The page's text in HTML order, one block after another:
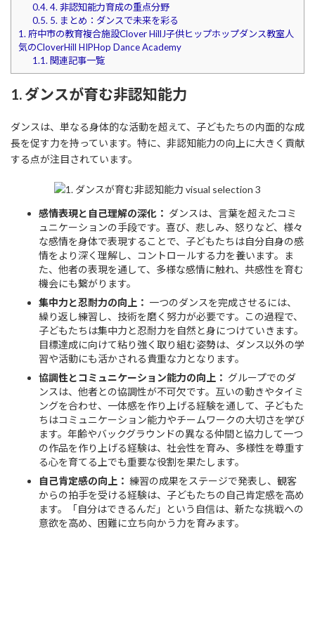
0.4. 4. 非認知能力育成の重点分野
0.5. 5. まとめ：ダンスで未来を彩る
1. 府中市の教育複合施設Clover HillJ子供ヒップホップダンス教室人
気のCloverHill HIPHop Dance Academy
1.1. 関連記事一覧
1. ダンスが育む非認知能力
ダンスは、単なる身体的な活動を超えて、子どもたちの内面的な成
長を促す力を持っています。特に、非認知能力の向上に大きく貢献
する点が注目されています。
感情表現と自己理解の深化： ダンスは、言葉を超えたコミ
ュニケーションの手段です。喜び、悲しみ、怒りなど、様々
な感情を身体で表現することで、子どもたちは自分自身の感
情をより深く理解し、コントロールする力を養います。ま
た、他者の表現を通して、多様な感情に触れ、共感性を育む
機会にも繋がります。
集中力と忍耐力の向上： 一つのダンスを完成させるには、
繰り返し練習し、技術を磨く努力が必要です。この過程で、
子どもたちは集中力と忍耐力を自然と身につけていきます。
目標達成に向けて粘り強く取り組む姿勢は、ダンス以外の学
習や活動にも活かされる貴重な力となります。
協調性とコミュニケーション能力の向上： グループでのダ
ンスは、他者との協調性が不可欠です。互いの動きやタイミ
ングを合わせ、一体感を作り上げる経験を通して、子どもた
ちはコミュニケーション能力やチームワークの大切さを学び
ます。年齢やバックグラウンドの異なる仲間と協力して一つ
の作品を作り上げる経験は、社会性を育み、多様性を尊重す
る心を育てる上でも重要な役割を果たします。
自己肯定感の向上： 練習の成果をステージで発表し、観客
からの拍手を受ける経験は、子どもたちの自己肯定感を高め
ます。「自分はできるんだ」という自信は、新たな挑戦への
意欲を高め、困難に立ち向かう力を育みます。